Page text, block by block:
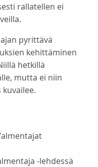
rallatellen ei
pyrittävä
kehittäminen
hetkillä
mutta ei niin
-lehdessä